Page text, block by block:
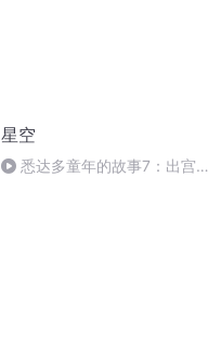
星空
悉达多童年的故事7：出宫觉